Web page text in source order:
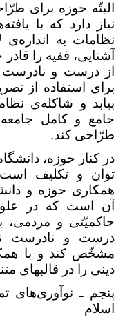
البتّه حوزه برای
نیاز دارد که با
نظامات به اندازه‌ی
آشنایی، فقیه را
از درست و نادرست
برای استفاده از
بیابد و شاکله‌ی
جامع و کامل
طرّاحی کند.
در کنار حوزه،
توان و تکلیف
همکاری حوزه و
آن است که در
حاکمیّتی و مردمی،
درست و نادرست
مشخّص کند و با
دینی را در قالبهای
پنجم ـ نوآوری‌های
اسلام